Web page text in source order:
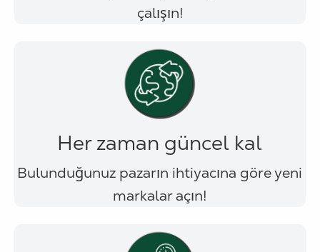
çalışın!
Her zaman güncel kal
Bulunduğunuz pazarın ihtiyacına göre yeni
markalar açın!